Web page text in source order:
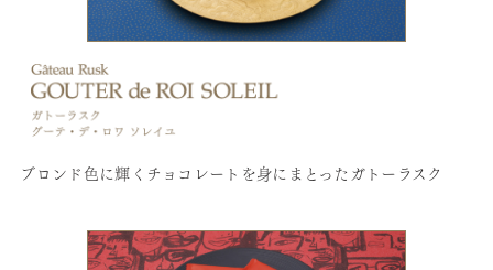
ブロンド色に輝くチョコレートを身にまとったガトーラスク